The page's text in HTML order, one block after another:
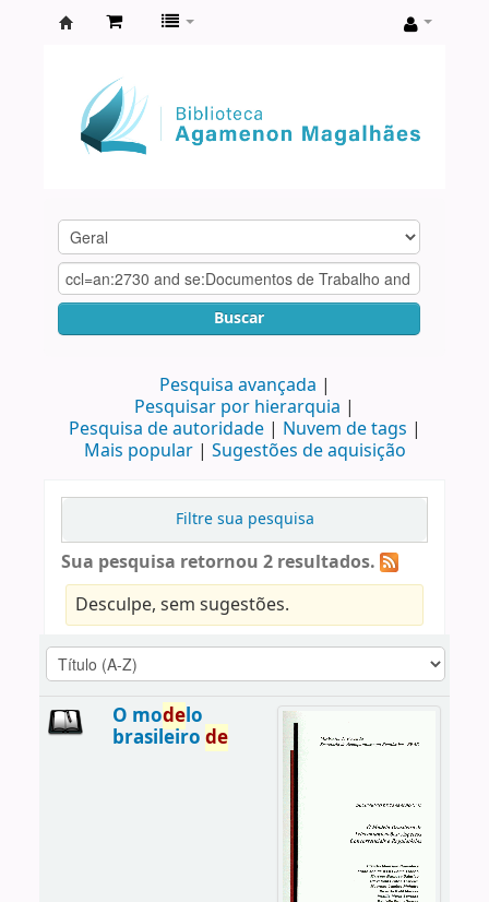
Agamenon
Magalhães
Buscar
Pesquisa avançada
Pesquisar por hierarquia
Pesquisa de autoridade
Nuvem de tags
Mais popular
Sugestões de aquisição
Filtre sua pesquisa
Sua pesquisa retornou 2 resultados.
Desculpe, sem sugestões.
O modelo
brasileiro de